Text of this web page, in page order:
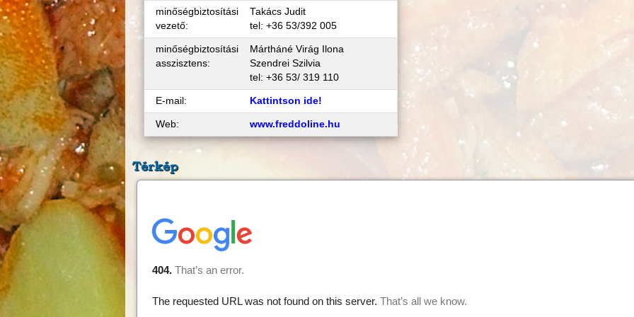
minőségbiztosítási
vezető:
Takács Judit
tel: +36 53/392 005
minőségbiztosítási
asszisztens:
Mártháné Virág Ilona
Szendrei Szilvia
tel: +36 53/ 319 110
E-mail: Kattintson ide!
Web: www.freddoline.hu
Térkép